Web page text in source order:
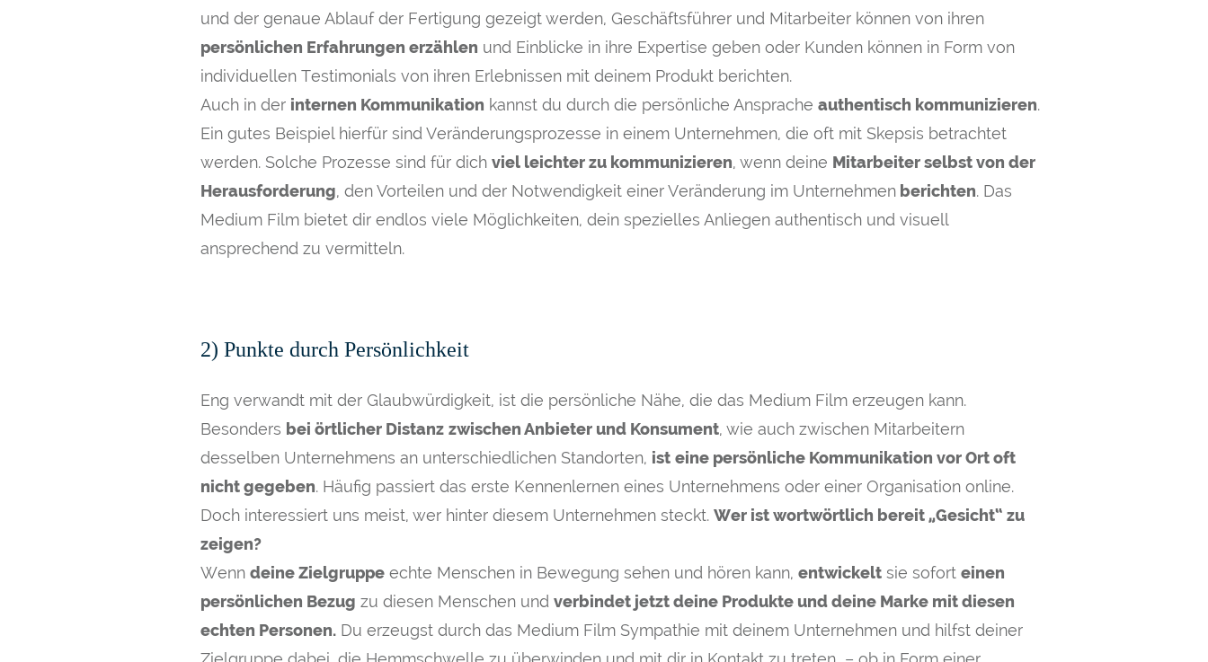
und der genaue Ablauf der Fertigung gezeigt werden, Geschäftsführer und Mitarbeiter können von ihren
persönlichen Erfahrungen erzählen und Einblicke in ihre Expertise geben oder Kunden können in Form von
individuellen Testimonials von ihren Erlebnissen mit deinem Produkt berichten.
Auch in der internen Kommunikation kannst du durch die persönliche Ansprache authentisch kommunizieren.
Ein gutes Beispiel hierfür sind Veränderungsprozesse in einem Unternehmen, die oft mit Skepsis betrachtet
werden. Solche Prozesse sind für dich viel leichter zu kommunizieren, wenn deine Mitarbeiterselbst von der
Herausforderung, den Vorteilen und der Notwendigkeit einer Veränderung im Unternehmen berichten. Das
Medium Film bietet dir endlos viele Möglichkeiten, dein spezielles Anliegen authentisch und visuell
ansprechend zu vermitteln.
2) Punkte durch Persönlichkeit
Eng verwandt mit der Glaubwürdigkeit, ist die persönliche Nähe, die das Medium Film erzeugen kann.
Besonders bei örtlicher Distanz zwischen Anbieter und Konsument, wie auch zwischen Mitarbeitern
desselben Unternehmens an unterschiedlichen Standorten, ist eine persönliche Kommunikation vor Ort oft
nicht gegeben. Häufig passiert das erste Kennenlernen eines Unternehmens oder einer Organisation online.
Doch interessiert uns meist, wer hinter diesem Unternehmen steckt. Wer ist wortwörtlich bereit „Gesicht“ zu
zeigen?
Wenn deine Zielgruppe echte Menschen in Bewegung sehen und hören kann, entwickelt sie sofort einen
persönlichen Bezug zu diesen Menschen und verbindet jetzt deine Produkte und deine Marke mit diesen
echten Personen. Du erzeugst durch das Medium Film Sympathie mit deinem Unternehmen und hilfst deiner